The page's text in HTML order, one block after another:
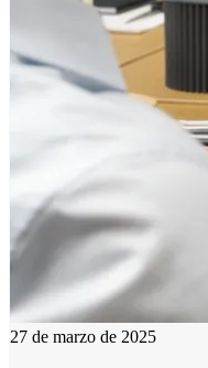
27 de marzo de 2025